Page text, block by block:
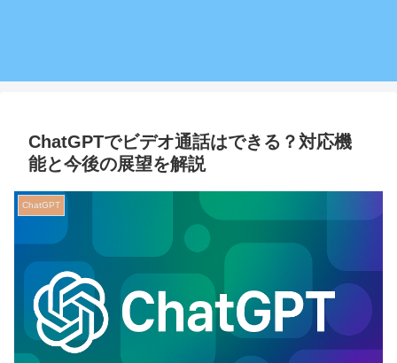
ChatGPTでビデオ通話はできる？対応機
能と今後の展望を解説
ChatGPT